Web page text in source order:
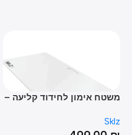
משטח אימון לחידוד קליעה –